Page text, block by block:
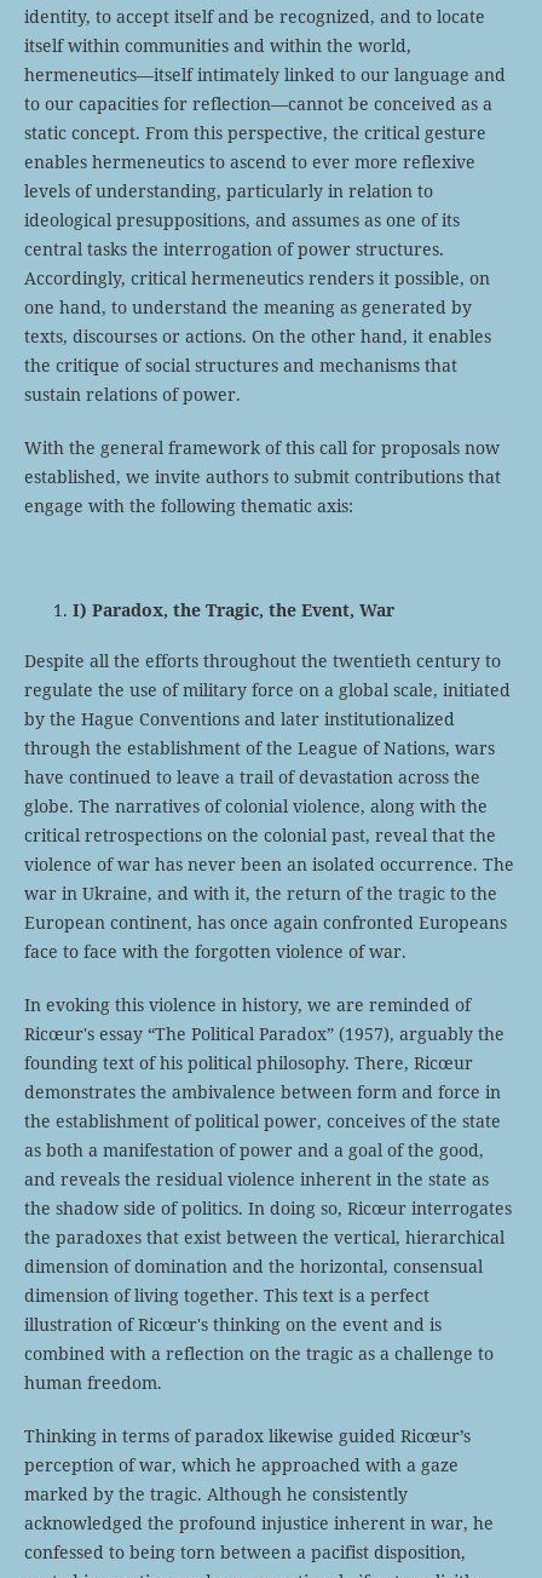
identity, to accept itself and be recognized, and to locate
itself within communities and within the world,
hermeneutics—itself intimately linked to our language and
to our capacities for reflection—cannot be conceived as a
static concept. From this perspective, the critical gesture
enables hermeneutics to ascend to ever more reflexive
levels of understanding, particularly in relation to
ideological presuppositions, and assumes as one of its
central tasks the interrogation of power structures.
Accordingly, critical hermeneutics renders it possible, on
one hand, to understand the meaning as generated by
texts, discourses or actions. On the other hand, it enables
the critique of social structures and mechanisms that
sustain relations of power.
With the general framework of this call for proposals now
established, we invite authors to submit contributions that
engage with the following thematic axis:
I) Paradox, the Tragic, the Event, War
Despite all the efforts throughout the twentieth century to
regulate the use of military force on a global scale, initiated
by the Hague Conventions and later institutionalized
through the establishment of the League of Nations, wars
have continued to leave a trail of devastation across the
globe. The narratives of colonial violence, along with the
critical retrospections on the colonial past, reveal that the
violence of war has never been an isolated occurrence. The
war in Ukraine, and with it, the return of the tragic to the
European continent, has once again confronted Europeans
face to face with the forgotten violence of war.
In evoking this violence in history, we are reminded of
Ricœur's essay “The Political Paradox” (1957), arguably the
founding text of his political philosophy. There, Ricœur
demonstrates the ambivalence between form and force in
the establishment of political power, conceives of the state
as both a manifestation of power and a goal of the good,
and reveals the residual violence inherent in the state as
the shadow side of politics. In doing so, Ricœur interrogates
the paradoxes that exist between the vertical, hierarchical
dimension of domination and the horizontal, consensual
dimension of living together. This text is a perfect
illustration of Ricœur's thinking on the event and is
combined with a reflection on the tragic as a challenge to
human freedom.
Thinking in terms of paradox likewise guided Ricœur’s
perception of war, which he approached with a gaze
marked by the tragic. Although he consistently
acknowledged the profound injustice inherent in war, he
confessed to being torn between a pacifist disposition,